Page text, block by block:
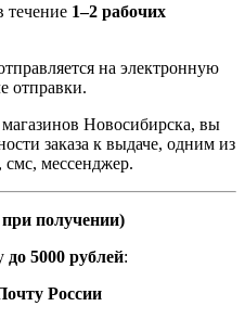
течение 1–2 рабочих
на электронную
отправки.
Новосибирска, вы
заказа к выдаче, одним из
мессенджер.
получении)
до 5000 рублей:
России